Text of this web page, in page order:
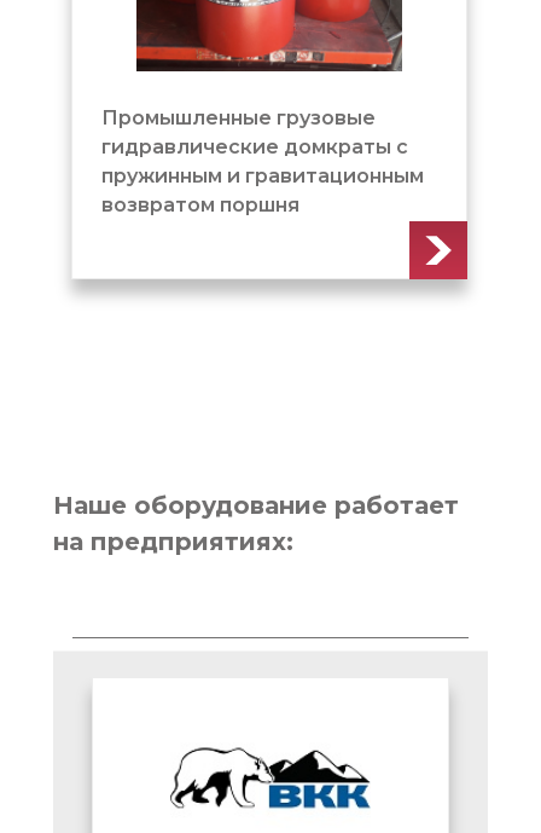
грузовые
домкраты с
и гравитационным
поршня
Домкрат грузовой
пружинным и
возвратом поршня
Наше оборудование работает
на предприятиях: